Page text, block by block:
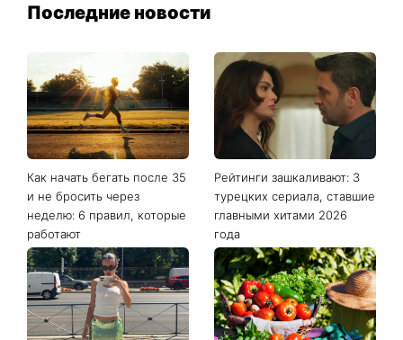
Последние новости
Как начать бегать после 35
и не бросить через
неделю: 6 правил, которые
работают
Рейтинги зашкаливают: 3
турецких сериала, ставшие
главными хитами 2026
года